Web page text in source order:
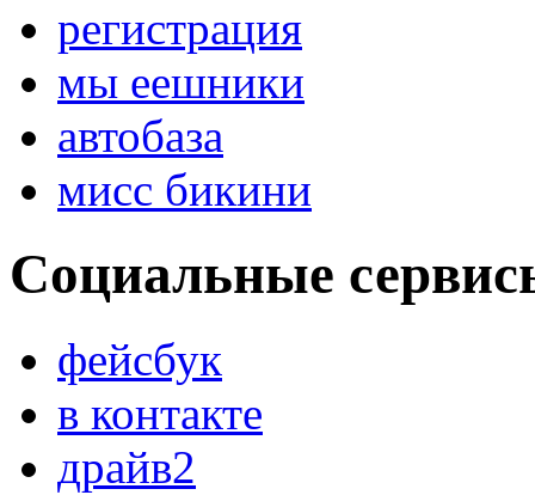
регистрация
мы еешники
автобаза
мисс бикини
Социальные
фейсбук
в контакте
драйв2